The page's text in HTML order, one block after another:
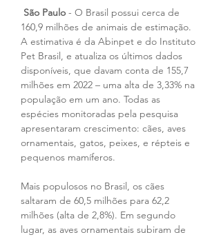
São Paulo - O Brasil possui cerca de
160,9 milhões de animais de estimação.
A estimativa é da Abinpet e do Instituto
Pet Brasil, e atualiza os últimos dados
disponíveis, que davam conta de 155,7
milhões em 2022 – uma alta de 3,33% na
população em um ano. Todas as
espécies monitoradas pela pesquisa
apresentaram crescimento: cães, aves
ornamentais, gatos, peixes, e répteis e
pequenos mamíferos.
Mais populosos no Brasil, os cães
saltaram de 60,5 milhões para 62,2
milhões (alta de 2,8%). Em segundo
lugar, as aves ornamentais subiram de